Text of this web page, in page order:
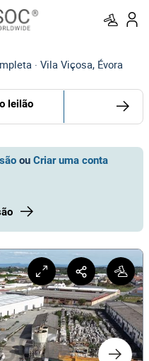
· Vila Viçosa, Évora
leilão
ou Criar uma conta